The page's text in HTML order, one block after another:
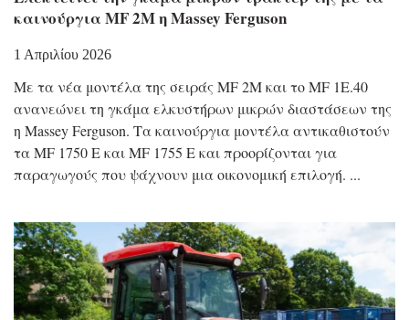
καινούργια MF 2M η Massey Ferguson
1 Απριλίου 2026
Με τα νέα μοντέλα της σειράς MF 2M και το MF 1E.40
ανανεώνει τη γκάμα ελκυστήρων μικρών διαστάσεων της
η Massey Ferguson. Τα καινούργια μοντέλα αντικαθιστούν
τα MF 1750 E και MF 1755 E και προορίζονται για
παραγωγούς που ψάχνουν μια οικονομική επιλογή.